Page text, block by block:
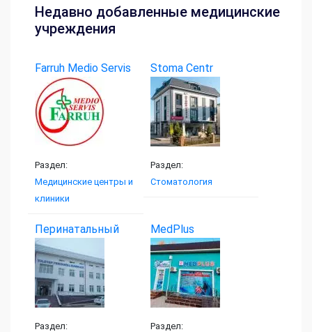
Недавно добавленные медицинские
учреждения
Farruh Medio Servis
Раздел:
Медицинские центры и
клиники
Stoma Centr
Раздел:
Стоматология
Перинатальный
центр...
Раздел:
MedPlus
Раздел: